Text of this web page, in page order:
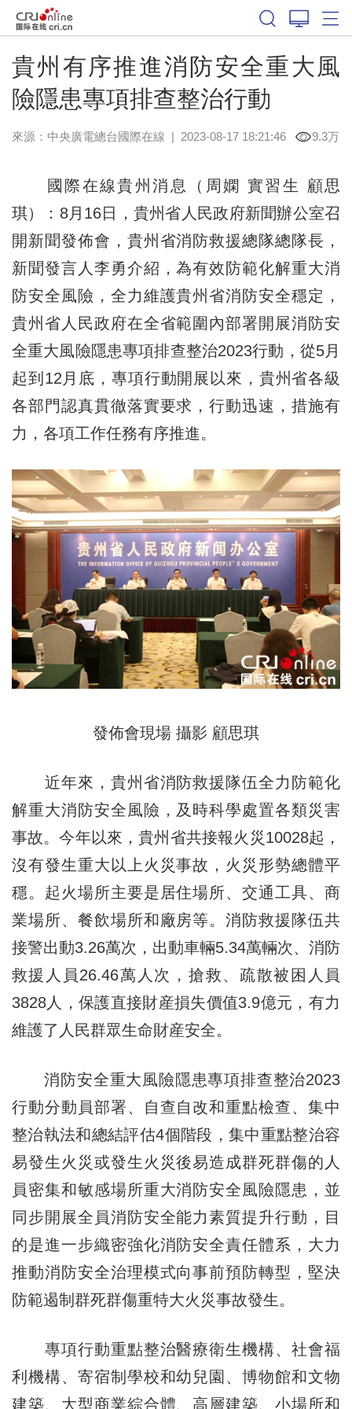
貴州有序推進消防安全重大風
險隱患專項排查整治行動
來源：中央廣電總台國際在線 | 2023-08-17 18:21:46 9.3万
國際在線貴州消息（周嫻 實習生 顧思
琪）：8月16日，貴州省人民政府新聞辦公室召
開新聞發佈會，貴州省消防救援總隊總隊長，
新聞發言人李勇介紹，為有效防範化解重大消
防安全風險，全力維護貴州省消防安全穩定，
貴州省人民政府在全省範圍內部署開展消防安
全重大風險隱患專項排查整治2023行動，從5月
起到12月底，專項行動開展以來，貴州省各級
各部門認真貫徹落實要求，行動迅速，措施有
力，各項工作任務有序推進。
發佈會現場 攝影 顧思琪
近年來，貴州省消防救援隊伍全力防範化
解重大消防安全風險，及時科學處置各類災害
事故。今年以來，貴州省共接報火災10028起，
沒有發生重大以上火災事故，火災形勢總體平
穩。起火場所主要是居住場所、交通工具、商
業場所、餐飲場所和廠房等。消防救援隊伍共
接警出動3.26萬次，出動車輛5.34萬輛次、消防
救援人員26.46萬人次，搶救、疏散被困人員
3828人，保護直接財産損失價值3.9億元，有力
維護了人民群眾生命財産安全。
消防安全重大風險隱患專項排查整治2023
行動分動員部署、自查自改和重點檢查、集中
整治執法和總結評估4個階段，集中重點整治容
易發生火災或發生火災後易造成群死群傷的人
員密集和敏感場所重大消防安全風險隱患，並
同步開展全員消防安全能力素質提升行動，目
的是進一步織密強化消防安全責任體系，大力
推動消防安全治理模式向事前預防轉型，堅決
防範遏制群死群傷重特大火災事故發生。
專項行動重點整治醫療衛生機構、社會福
利機構、寄宿制學校和幼兒園、博物館和文物
建築、大型商業綜合體、高層建築、小場所和